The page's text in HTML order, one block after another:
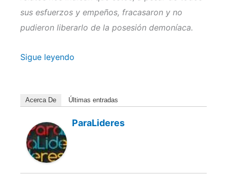
sus esfuerzos y empeños, fracasaron y no
pudieron liberarlo de la posesión demoníaca.
Sigue leyendo
Acerca De Últimas entradas
ParaLideres